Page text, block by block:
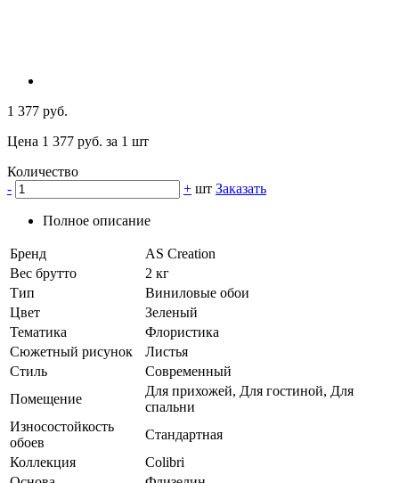
1 377 руб.
Цена 1 377 руб. за 1 шт
Количество
-
+ шт Заказать
Полное описание
Бренд
AS Creation
Вес брутто
2 кг
Тип
Виниловые обои
Цвет
Зеленый
Тематика
Флористика
Сюжетный рисунок
Листья
Стиль
Современный
Помещение
Для прихожей, Для гостиной, Для
спальни
Износостойкость
обоев
Стандартная
Коллекция
Colibri